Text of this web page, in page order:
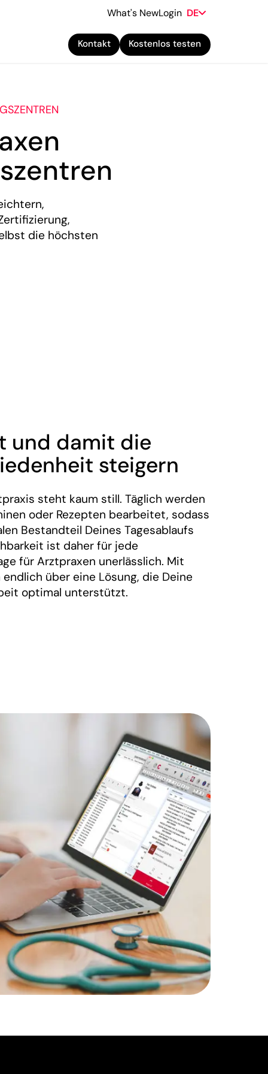
What's NewLogin DE
Kontakt Kostenlos testen
die höchsten
und damit die
steigern
steht kaum still. Täglich werden
oder Rezepten bearbeitet, sodass
Bestandteil Deines Tagesablaufs
ist daher für jede
für Arztpraxen unerlässlich. Mit
endlich über eine Lösung, die Deine
optimal unterstützt.